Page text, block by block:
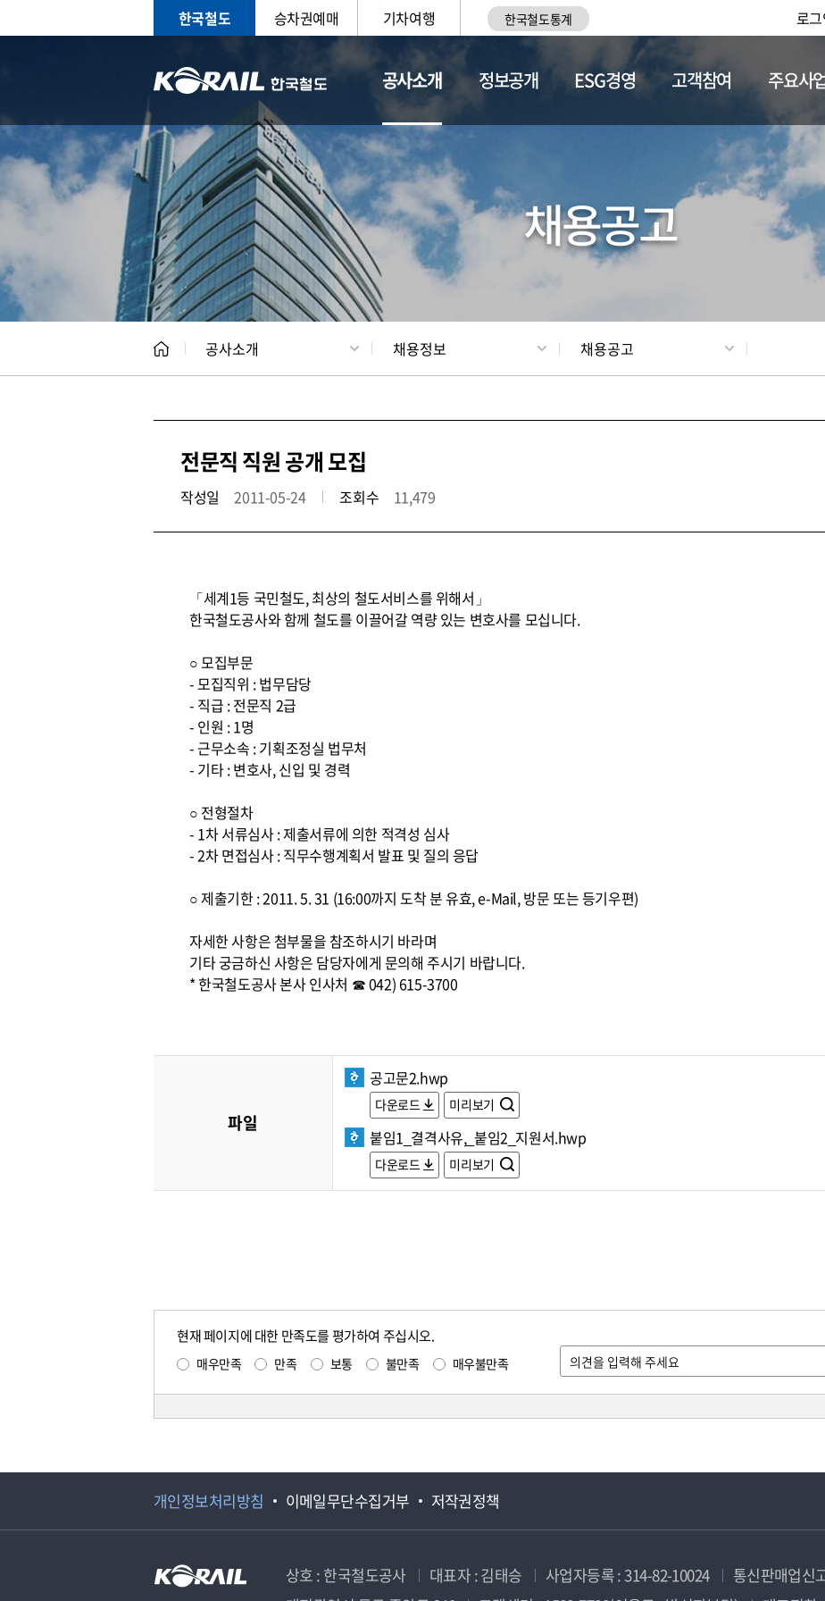
한국철도 승차권예매 기차여행 한국철도통계 로
공사소개
CEO 일반현황 채용정보
정보공개 ESG경영 고객참여 주요사
채용공고
공사소개 채용정보 채용공고
전문직 직원 공개 모집
작성일 2011-05-24 조회수 11,479
「세계1등 국민철도, 최상의 철도서비스를 위해서」
한국철도공사와 함께 철도를 이끌어갈 역량 있는 변호사를 모십니다.
○ 모집부문
- 모집직위 : 법무담당
- 직급 : 전문직 2급
- 인원 : 1명
- 근무소속 : 기획조정실 법무처
- 기타 : 변호사, 신입 및 경력
○ 전형절차
- 1차 서류심사 : 제출서류에 의한 적격성 심사
- 2차 면접심사 : 직무수행계획서 발표 및 질의 응답
○ 제출기한 : 2011. 5. 31 (16:00까지 도착 분 유효, e-Mail, 방문 또는 등기우편)
자세한 사항은 첨부물을 참조하시기 바라며
기타 궁금하신 사항은 담당자에게 문의해 주시기 바랍니다.
* 한국철도공사 본사 인사처 ☎ 042) 615-3700
파일
공고문2.hwp
다운로드 미리보기
붙임1_결격사유,_붙임2_지원서.hwp
다운로드 미리보기
현재 페이지에 대한 만족도를 평가하여 주십시오.
매우만족 만족 보통 불만족 매우불만족
개인정보처리방침 이메일무단수집거부 저작권정책
상호 : 한국철도공사 대표자 : 김태승 사업자등록 : 314-82-10024
통신판매업신